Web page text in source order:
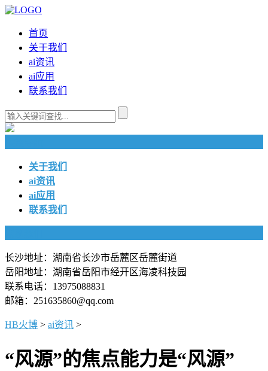
首页
关于我们
ai资讯
ai应用
联系我们
关于我们
ai资讯
ai应用
联系我们
长沙地址：湖南省长沙市岳麓区岳麓街道
岳阳地址：湖南省岳阳市经开区海凌科技园
联系电话：13975088831
邮箱：251635860@qq.com
HB火博 > ai资讯 >
“风源”的焦点能力是“风源”